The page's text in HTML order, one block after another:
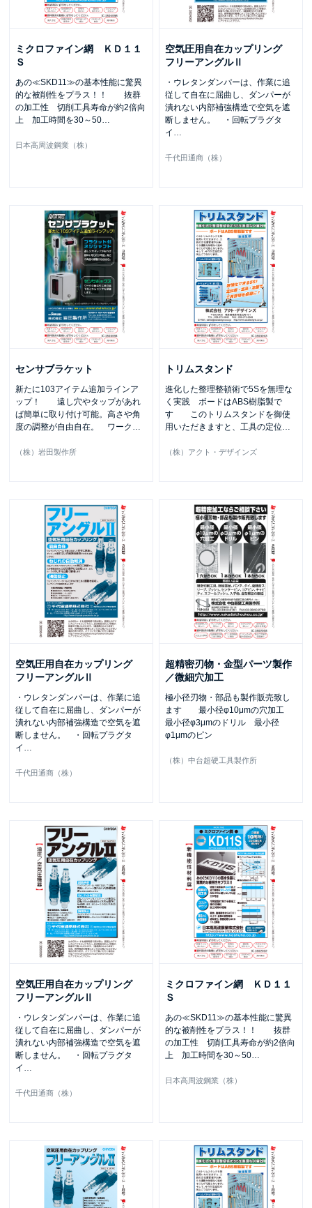
ミクロファイン網 ＫＤ１１
Ｓ
あの≪SKD11≫の基本性能に驚異
的な被削性をプラス！！ 抜群
の加工性 切削工具寿命が約2倍向
上 加工時間を30～50…
日本高周波鋼業（株）
空気圧用自在カップリング
フリーアングルⅡ
・ウレタンダンパーは、作業に追
従して自在に屈曲し、ダンパーが
潰れない内部補強構造で空気を遮
断しません。 ・回転プラグタ
イ …
千代田通商（株）
センサブラケット
新たに103アイテム追加ラインア
ップ！ 遠し穴やタップがあれ
ば簡単に取り付け可能。高さや角
度の調整が自由自在。 ワーク …
（株）岩田製作所
トリムスタンド
進化した整理整頓術で5Sを無理な
く実践 ボードはABS樹脂製で
す このトリムスタンドを御使
用いただきますと、工具の定位…
（株）アクト・デザインズ
空気圧用自在カップリング
フリーアングルⅡ
・ウレタンダンパーは、作業に追
従して自在に屈曲し、ダンパーが
潰れない内部補強構造で空気を遮
断しません。 ・回転プラグタ
イ
千代田通商（株）
超精密刃物・金型パーツ製作
／微細穴加工
極小径刃物・部品も製作販売致し
ます 最小径φ10μmの穴加工
最小径φ3μmのドリル 最小径
φ1μmのピン
（株）中台超硬工具製作所
空気圧用自在カップリング
フリーアングルⅡ
・ウレタンダンパーは、作業に追
従して自在に屈曲し、ダンパーが
潰れない内部補強構造で空気を遮
断しません。 ・回転プラグタ
イ …
千代田通商（株）
ミクロファイン網 ＫＤ１１
Ｓ
あの≪SKD11≫の基本性能に驚異
的な被削性をプラス！！ 抜群
の加工性 切削工具寿命が約2倍向
上 加工時間を30～50…
日本高周波鋼業（株）